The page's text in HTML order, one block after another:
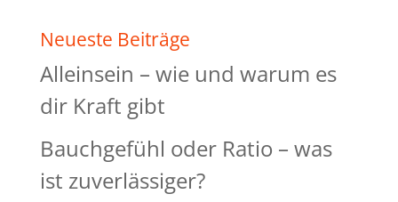
Neueste Beiträge
Alleinsein – wie und warum es
dir Kraft gibt
Bauchgefühl oder Ratio – was
ist zuverlässiger?